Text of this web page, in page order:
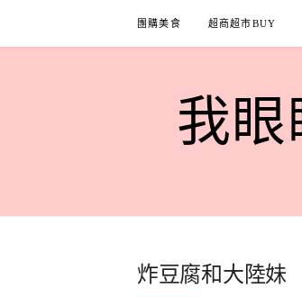
content
團購美食 超商超市BUY
我眼
炸豆腐和大陸妹